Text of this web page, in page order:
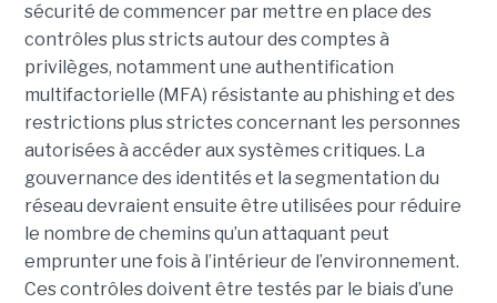
sécurité de commencer par mettre en place des
contrôles plus stricts autour des comptes à
privilèges, notamment une authentification
multifactorielle (MFA) résistante au phishing et des
restrictions plus strictes concernant les personnes
autorisées à accéder aux systèmes critiques. La
gouvernance des identités et la segmentation du
réseau devraient ensuite être utilisées pour réduire
le nombre de chemins qu’un attaquant peut
emprunter une fois à l’intérieur de l’environnement.
Ces contrôles doivent être testés par le biais d’une